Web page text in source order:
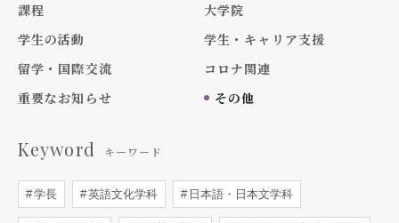
課程
大学院
学生の活動
学生・キャリア支援
留学・国際交流
コロナ関連
重要なお知らせ
その他
Keyword キーワード
学長 英語文化学科 日本語・日本文学科